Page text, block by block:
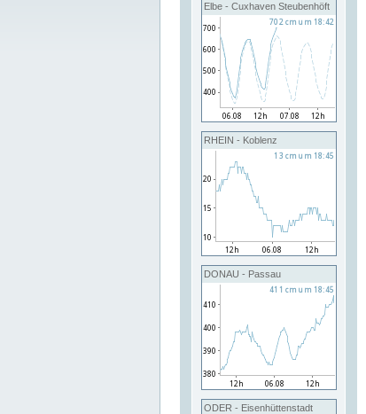
Elbe - Cuxhaven Steubenhöft
RHEIN - Koblenz
DONAU - Passau
ODER - Eisenhüttenstadt